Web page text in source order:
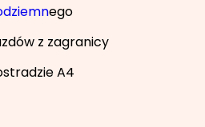
ego
z zagranicy
A4